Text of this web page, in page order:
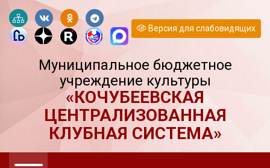
Версия для слабовидящих
Муниципальное бюджетное
учреждение культуры
«КОЧУБЕЕВСКАЯ
ЦЕНТРАЛИЗОВАННАЯ
КЛУБНАЯ СИСТЕМА»